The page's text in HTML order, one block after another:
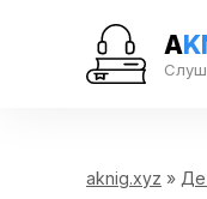
A
aknig.xyz »